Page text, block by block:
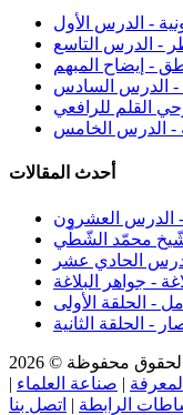
- الدرس الأول
- الدرس التاسع
- إيضاح المبهم
- الدرس السادس
القلم للرافعي
- الدرس الخامس
أحدث المقالات
- الدرس العشرون
محمّد الشّطّي
الحادي عشر
- جواهر البلاغة
- الحلقة الأولى
- الحلقة الثانية
| صناعة العلماء |
الرابطة | اتصل بنا